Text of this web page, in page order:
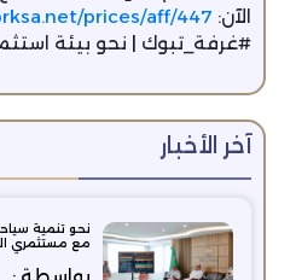
الآن: prices/aff/447/
#غرفة_تبوك | نحو بيئة
آخر الأخبار
نحو تنمية
مع مستثمري